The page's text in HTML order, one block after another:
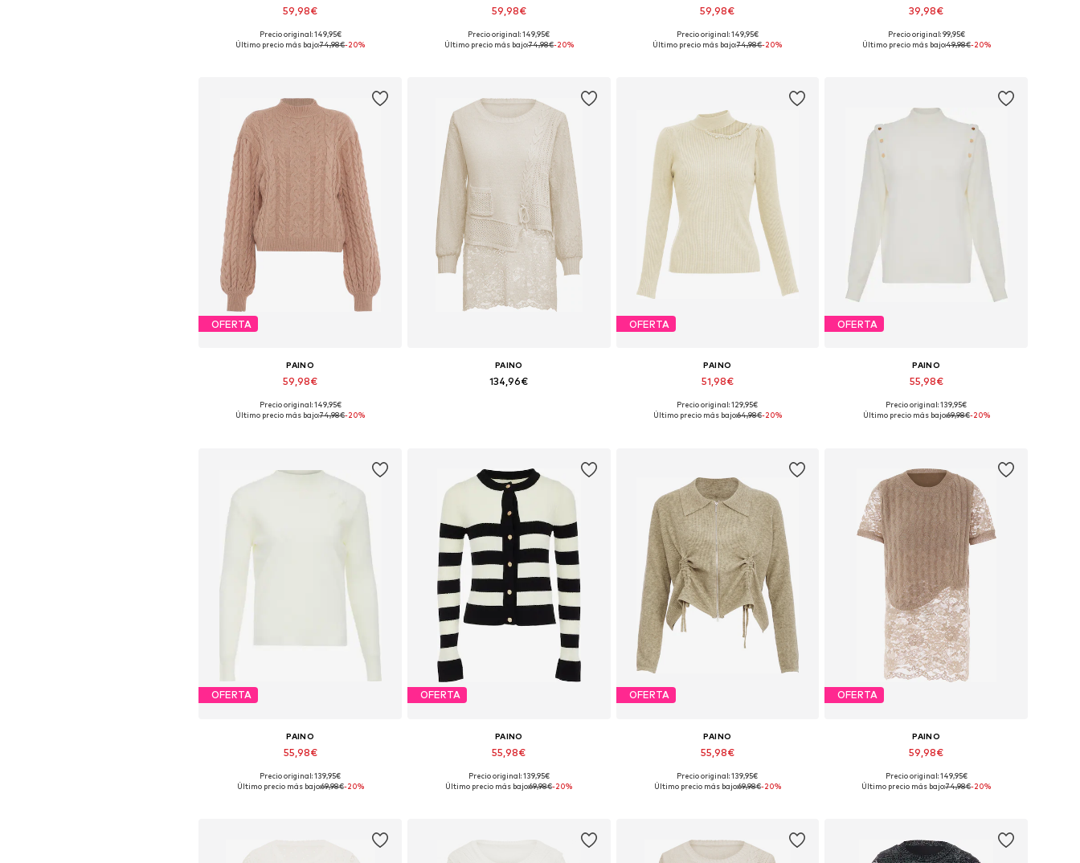
59,98€
Tallas disponibles: XS-S, M-L, XL-XXL
Precio original: 149,95€
Último precio más bajo:74,98€-20%
59,98€
Tallas disponibles: XS-S, XL-XXL
Precio original: 149,95€
Último precio más bajo:74,98€-20%
59,98€
Tallas disponibles: XS-S, M-L, XL-XXL
Precio original: 149,95€
Último precio más bajo:74,98€-20%
39,98€
Tallas disponibles: M, L, XL, XXL
Precio original: 99,95€
Último precio más bajo:49,98€-20%
OFERTA
PAINO
59,98€
Tallas disponibles: XS-S, M-L, XL-XXL
Precio original: 149,95€
Último precio más bajo:74,98€-20%
PAINO
134,96€
OFERTA
PAINO
51,98€
Tallas disponibles: M
Precio original: 129,95€
Último precio más bajo:64,98€-20%
OFERTA
PAINO
55,98€
Tallas disponibles: M
Precio original: 139,95€
Último precio más bajo:69,98€-20%
OFERTA
PAINO
55,98€
+3
Tallas disponibles: XS-S
Precio original: 139,95€
Último precio más bajo:69,98€-20%
OFERTA
PAINO
55,98€
Tallas disponibles: M
Precio original: 139,95€
Último precio más bajo:69,98€-20%
OFERTA
PAINO
55,98€
Tallas disponibles: M
Precio original: 139,95€
Último precio más bajo:69,98€-20%
OFERTA
PAINO
59,98€
Tallas disponibles: XS-S
Precio original: 149,95€
Último precio más bajo:74,98€-20%